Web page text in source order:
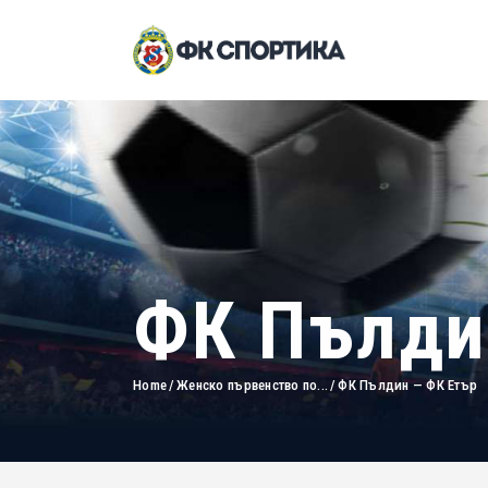
ФК
Home Женско първенство по... ФК Пълдин — ФК Етър